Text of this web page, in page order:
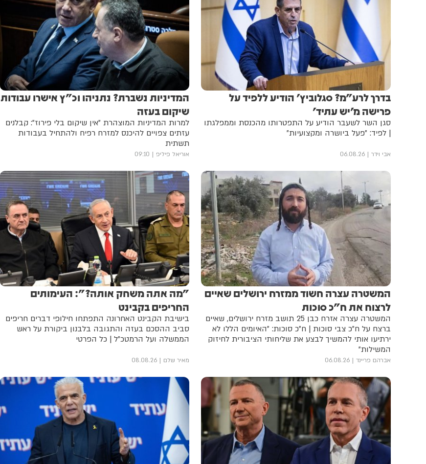
בדרך לרע"מ? סגלוביץ' הודיע ללפיד על
פרישה מ'יש עתיד'
סגן השר לשעבר הודיע על התפטרותו מהכנסת וממפלגתו
| לפיד: "פעל ביושרה ומקצועיות"
אבי וידר 06.08.26
המדיניות נשברת? נתניהו וכ"ץ אישרו עבודות
שיקום בעזה
למרות המדיניות המוצהרת "אין שיקום בלי פירוז": קבלנים
עזתים צפויים להיכנס למזרח רפיח ולהתחיל בעבודות
תשתית
אוריאל פיליפ 09:10
המשטרה עצרה חשוד ממזרח ירושלים שאיים
לרצוח את ח"כ סוכות
המשטרה עצרה אזרח כבן 25 תושב מזרח ירושלים, שאיים
ברצח על ח"כ צבי סוכות | ח"כ סוכות: "האיומים הללו לא
ירתיעו אותי להמשיך לבצע את שליחותי הציבורית לחיזוק
המשילות"
אברהם פריינד 06.08.26
"מה אתה משחק אותה?": העימותים
החריפים בקבינט
בישיבת הקבינט האחרונה התפתחו חילופי דברים חריפים
סביב ההסכם בעזה והתגובה בלבנון ביקורת על ראש
הממשלה ועל הרמטכ"ל | כל הפרטי
מאיר שלם 08.08.26